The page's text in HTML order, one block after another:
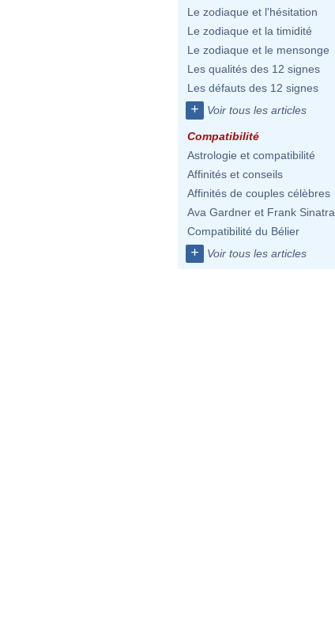
Le zodiaque et l'hésitation
Le zodiaque et la timidité
Le zodiaque et le mensonge
Les qualités des 12 signes
Les défauts des 12 signes
+ Voir tous les articles
Compatibilité
Astrologie et compatibilité
Affinités et conseils
Affinités de couples célèbres
Ava Gardner et Frank Sinatra
Compatibilité du Bélier
+ Voir tous les articles